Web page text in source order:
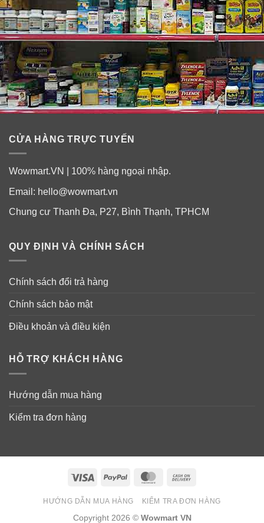
CỬA HÀNG TRỰC TUYẾN
Wowmart.VN | 100% hàng ngoại nhập.
Email: hello@wowmart.vn
Chung cư Thanh Đa, P27, Bình Thạnh, TPHCM
QUY ĐỊNH VÀ CHÍNH SÁCH
Chính sách đổi trả hàng
Chính sách bảo mật
Điều khoản và điều kiện
HỖ TRỢ KHÁCH HÀNG
Hướng dẫn mua hàng
Kiểm tra đơn hàng
Visa PayPal MasterCard
Delivery
HƯỚNG DẪN MUA HÀNG KIỂM TRA ĐƠN HÀNG
Copyright 2026 © Wowmart VN